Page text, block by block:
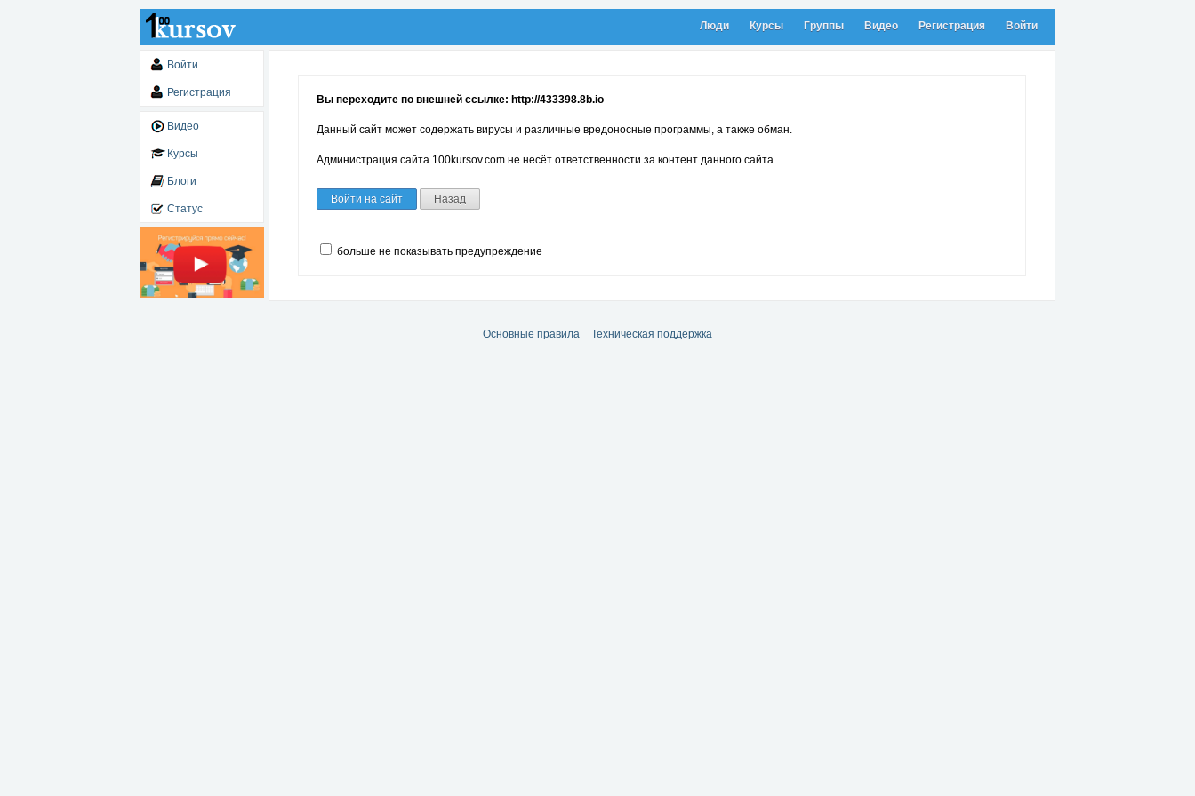
Люди Курсы Группы Видео Регистрация Войти
Войти
Регистрация
Видео
Курсы
Блоги
Статус
Вы переходите по внешней ссылке: http://433398.8b.io
Данный сайт может содержать вирусы и различные вредоносные программы, а также обман.
Администрация сайта 100kursov.com не несёт ответственности за контент данного сайта.
Войти на сайт Назад
больше не показывать предупреждение
Основные правила Техническая поддержка